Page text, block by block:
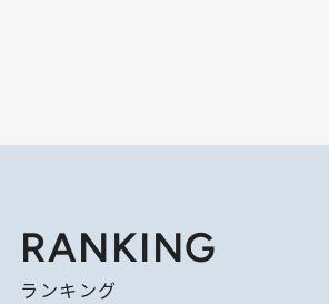
RANKING
ランキング